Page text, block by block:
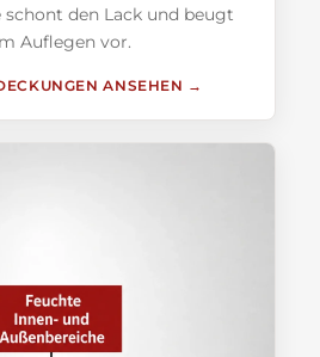
schont den Lack und beugt
Auflegen vor.
ANSEHEN